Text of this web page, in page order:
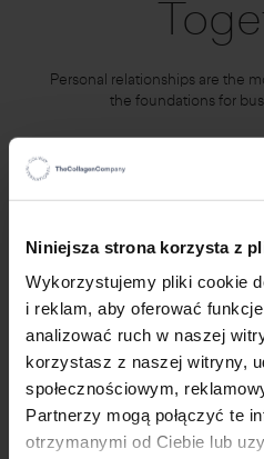
Niniejsza strona korzysta z
Wykorzystujemy pliki cookie
i reklam, aby oferować
analizować ruch w naszej
korzystasz z naszej witryny,
społecznościowym,
Partnerzy mogą połączyć te
otrzymanymi od Ciebie lub
Personal relationships are the
the foundations for